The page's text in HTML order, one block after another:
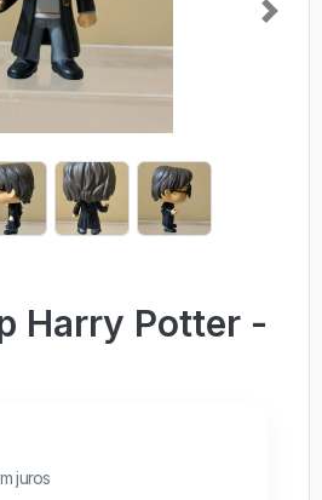
Next
Harry Potter -
juros